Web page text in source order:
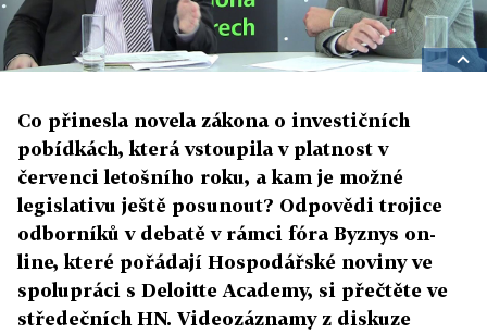
Co přinesla novela zákona o investičních
pobídkách, která vstoupila v platnost v
červenci letošního roku, a kam je možné
legislativu ještě posunout? Odpovědi trojice
odborníků v debatě v rámci fóra Byznys on-
line, které pořádají Hospodářské noviny ve
spolupráci s Deloitte Academy, si přečtěte ve
středečních HN. Videozáznamy z diskuze